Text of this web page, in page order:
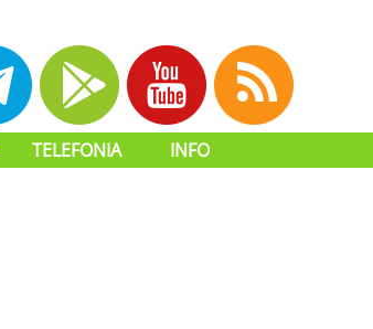
TELEFONIA INFO